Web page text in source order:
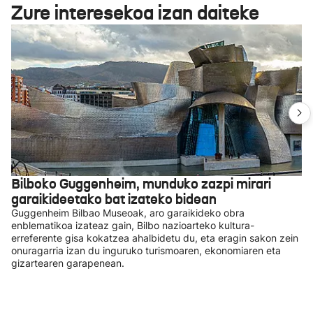
Zure interesekoa izan daiteke
Bilboko Guggenheim, munduko zazpi mirari
garaikideetako bat izateko bidean
Guggenheim Bilbao Museoak, aro garaikideko obra
enblematikoa izateaz gain, Bilbo nazioarteko kultura-
erreferente gisa kokatzea ahalbidetu du, eta eragin sakon zein
onuragarria izan du inguruko turismoaren, ekonomiaren eta
gizartearen garapenean.